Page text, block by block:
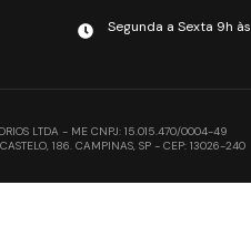
Segunda a Sexta 9h
LTDA - ME CNPJ: 15.015.470/0004-49
186. CAMPINAS, SP - CEP: 13026-240